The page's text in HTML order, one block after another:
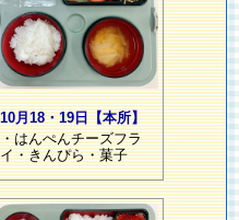
10月18・19日【本所】
・はんぺんチーズフラ
イ・きんぴら・菓子